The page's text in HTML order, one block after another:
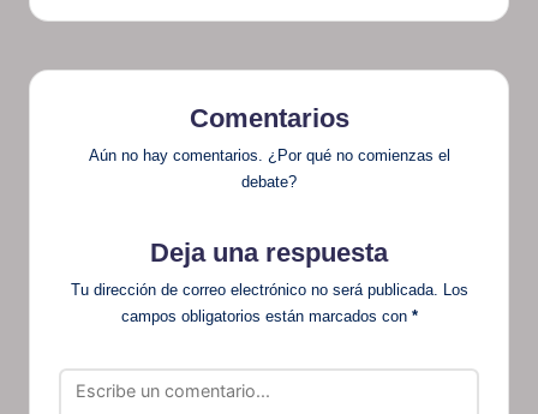
Comentarios
Aún no hay comentarios. ¿Por qué no comienzas el
debate?
Deja una respuesta
Tu dirección de correo electrónico no será publicada. Los
campos obligatorios están marcados con *